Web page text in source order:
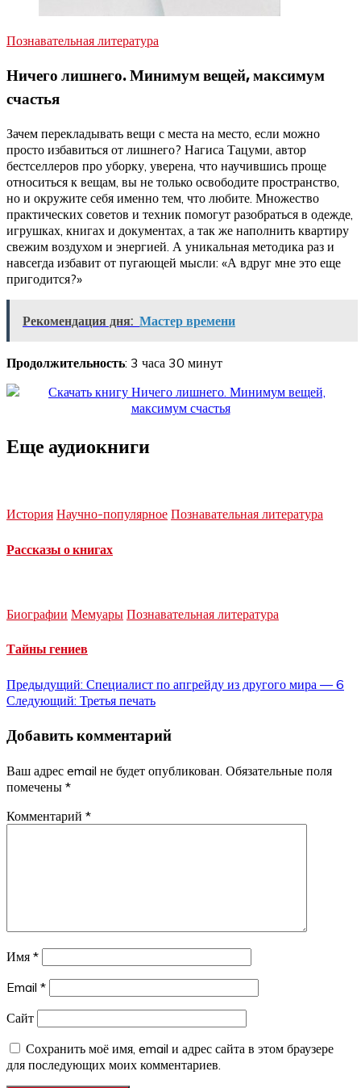
Познавательная литература
Ничего лишнего. Минимум вещей, максимум
счастья
Зачем перекладывать вещи с места на место, если можно
просто избавиться от лишнего? Нагиса Тацуми, автор
бестселлеров про уборку, уверена, что научившись проще
относиться к вещам, вы не только освободите пространство,
но и окружите себя именно тем, что любите. Множество
практических советов и техник помогут разобраться в одежде,
игрушках, книгах и документах, а так же наполнить квартиру
свежим воздухом и энергией. А уникальная методика раз и
навсегда избавит от пугающей мысли: «А вдруг мне это еще
пригодится?»
Рекомендация дня: Мастер времени
Продолжительность: 3 часа 30 минут
Еще аудиокниги
История Научно-популярное Познавательная литература
Рассказы о книгах
Биографии Мемуары Познавательная литература
Тайны гениев
Навигация
записям
Предыдущий: Специалист по апгрейду из другого мира — 6
Следующий: Третья печать
Добавить комментарий
Ваш адрес email не будет опубликован. Обязательные поля
помечены *
Комментарий *
Имя *
Email *
Сайт
Сохранить моё имя, email и адрес сайта в этом браузере
для последующих моих комментариев.